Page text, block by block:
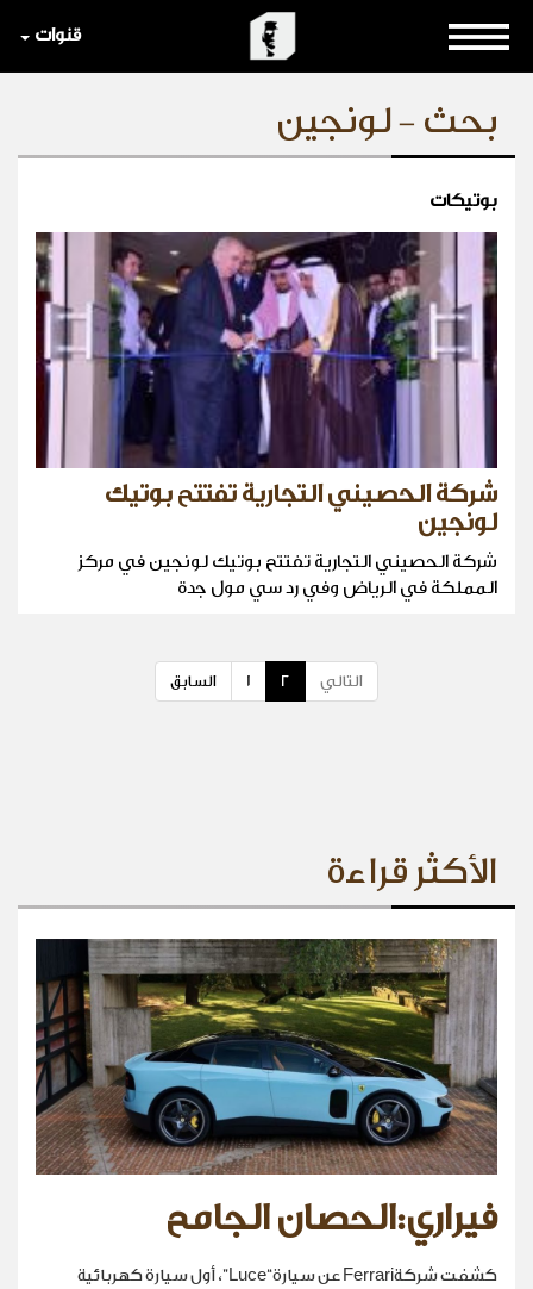
قنوات
بحث - لونجين
بوتيكات
شركة الحصيني التجارية تفتتح بوتيك
لونجين
شركة الحصيني التجارية تفتتح بوتيك لونجين في مركز
المملكة في الرياض وفي رد سي مول جدة
السابق 1 2 التالي
الأكثر قراءة
فيراري:الحصان الجامح
كشفت شركةFerrari عن سيارة“Luce”، أول سيارة كهربائية